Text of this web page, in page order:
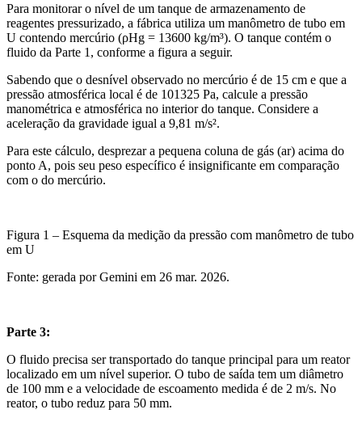
Para monitorar o nível de um tanque de armazenamento de
reagentes pressurizado, a fábrica utiliza um manômetro de tubo em
U contendo mercúrio (ρHg = 13600 kg/m³). O tanque contém o
fluido da Parte 1, conforme a figura a seguir.
Sabendo que o desnível observado no mercúrio é de 15 cm e que a
pressão atmosférica local é de 101325 Pa, calcule a pressão
manométrica e atmosférica no interior do tanque. Considere a
aceleração da gravidade igual a 9,81 m/s².
Para este cálculo, desprezar a pequena coluna de gás (ar) acima do
ponto A, pois seu peso específico é insignificante em comparação
com o do mercúrio.
Figura 1 – Esquema da medição da pressão com manômetro de tubo
em U
Fonte: gerada por Gemini em 26 mar. 2026.
Parte 3:
O fluido precisa ser transportado do tanque principal para um reator
localizado em um nível superior. O tubo de saída tem um diâmetro
de 100 mm e a velocidade de escoamento medida é de 2 m/s. No
reator, o tubo reduz para 50 mm.